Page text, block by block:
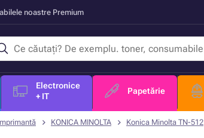
noastre Premium
Electronice
+ IT
Papetărie
KONICA MINOLTA Konica Minolta TN-512